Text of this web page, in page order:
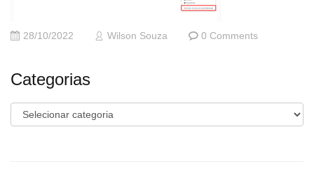
28/10/2022 Wilson Souza 0 Comments
Categorias
Categorias